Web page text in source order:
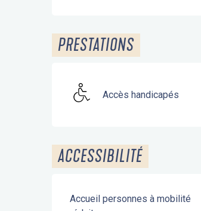
PRESTATIONS
Accès handicapés
ACCESSIBILITÉ
Accueil personnes à mobilité